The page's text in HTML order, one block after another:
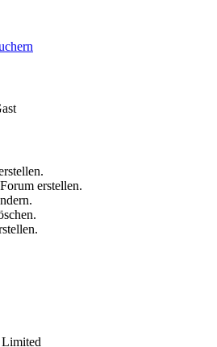
erstellen.